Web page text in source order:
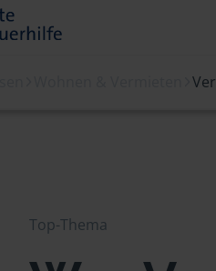
Top-Thema